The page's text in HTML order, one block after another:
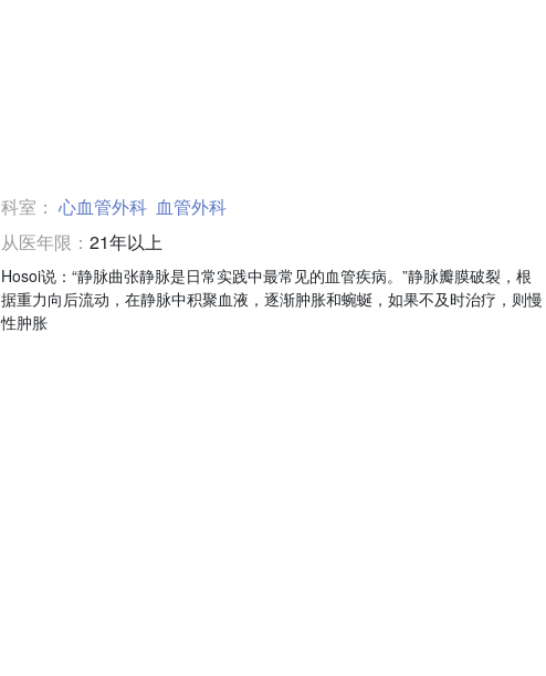
科室： 心血管外科 血管外科
从医年限： 21年以上
Hosoi说：“静脉曲张静脉是日常实践中最常见的血管疾病。”静脉瓣膜破裂，根
据重力向后流动，在静脉中积聚血液，逐渐肿胀和蜿蜒，如果不及时治疗，则慢
性肿胀